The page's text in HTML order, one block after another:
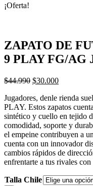
¡Oferta!
ZAPATO DE
9 PLAY FG/AG
$44.990 El
original
era:
$44.990.
$30.000El
actual
es:
$30.000.
Jugadores, denle rienda
PLAY. Estos zapatos
sintético y cuello en tejido
comodidad, soporte y
el empeine contribuyen a
cuenta con un innovador
cambios rápidos de
enfrentarte a tus rivales
Talla Chile